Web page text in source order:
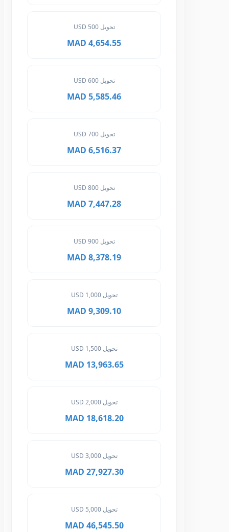
تحويل 500 USD
4,654.55 MAD
تحويل 600 USD
5,585.46 MAD
تحويل 700 USD
6,516.37 MAD
تحويل 800 USD
7,447.28 MAD
تحويل 900 USD
8,378.19 MAD
تحويل 1,000 USD
9,309.10 MAD
تحويل 1,500 USD
13,963.65 MAD
تحويل 2,000 USD
18,618.20 MAD
تحويل 3,000 USD
27,927.30 MAD
تحويل 5,000 USD
46,545.50 MAD